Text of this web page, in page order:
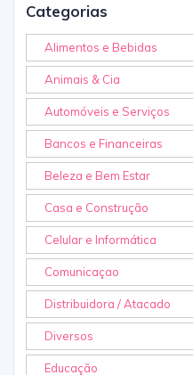
Categorias
Alimentos e Bebidas
Animais & Cia
Automóveis e Serviços
Bancos e Financeiras
Beleza e Bem Estar
Casa e Construção
Celular e Informática
Comunicaçao
Distribuidora / Atacado
Diversos
Educação